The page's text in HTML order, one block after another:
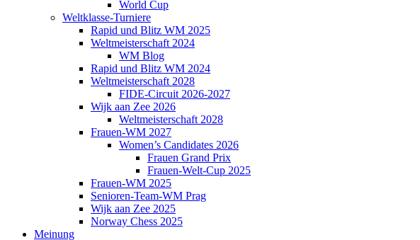
World Cup
Weltklasse-Turniere
Rapid und Blitz WM 2025
Weltmeisterschaft 2024
WM Blog
Rapid und Blitz WM 2024
Weltmeisterschaft 2028
FIDE-Circuit 2026-2027
Wijk aan Zee 2026
Weltmeisterschaft 2028
Frauen-WM 2027
Women’s Candidates 2026
Frauen Grand Prix
Frauen-Welt-Cup 2025
Frauen-WM 2025
Senioren-Team-WM Prag
Wijk aan Zee 2025
Norway Chess 2025
Meinung